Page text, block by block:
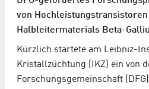
von Hochleistungstransistoren
Halbleitermaterials Beta-
Kürzlich startete am Leibniz-
Kristallzüchtung (IKZ) ein von
Forschungsgemeinschaft